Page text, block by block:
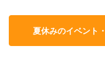
夏休みのイベント